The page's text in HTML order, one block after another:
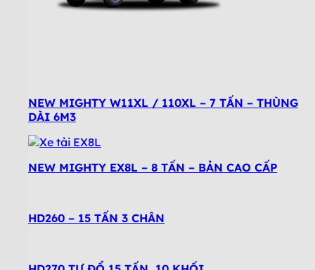
NEW MIGHTY W11XL / 110XL – 7 TẤN – THÙNG
DÀI 6M3
NEW MIGHTY EX8L – 8 TẤN – BẢN CAO CẤP
HD260 – 15 TẤN 3 CHÂN